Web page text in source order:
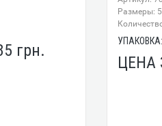
грн.
Размеры:
УПАКОВКА:
ЦЕНА